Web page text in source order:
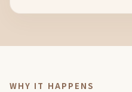
WHY IT HAPPENS